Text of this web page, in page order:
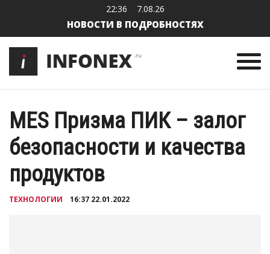
22:36 7.08.26
НОВОСТИ В ПОДРОБНОСТЯХ
MES Призма ПИК – залог
безопасности и качества
продуктов
ТЕХНОЛОГИИ 16:37 22.01.2022